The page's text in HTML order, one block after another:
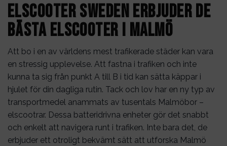
Elscooter Sweden erbjuder de
bästa elscooter i Malmö
Att bo i en av världens mest trafikerade städer kan vara
en stressig upplevelse. Att fastna i trafiken och inte
kunna ta sig från punkt A till B i tid kan sätta käppar i
hjulet för din dagliga rutin. Tack och lov har en ny typ av
transportmedel anammats av tusentals Malmöbor –
elscootrar. Dessa batteridrivna enheter gör det snabbt
och enkelt att navigera runt i trafiken. Inte bara det, de
erbjuder ett otroligt bekvämt sätt att utforska Malmö